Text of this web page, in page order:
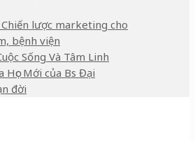
lược marketing cho
bệnh viện
Sống Và Tâm Linh
Học Mới của Bs Đại
đời